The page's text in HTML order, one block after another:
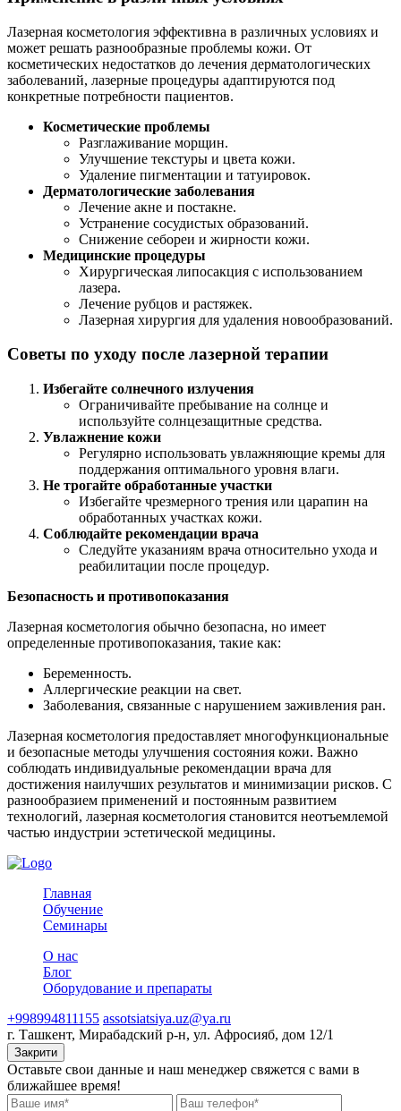
Лазерная косметология эффективна в различных условиях и
может решать разнообразные проблемы кожи. От
косметических недостатков до лечения дерматологических
заболеваний, лазерные процедуры адаптируются под
конкретные потребности пациентов.
Косметические проблемы
Разглаживание морщин.
Улучшение текстуры и цвета кожи.
Удаление пигментации и татуировок.
Дерматологические заболевания
Лечение акне и постакне.
Устранение сосудистых образований.
Снижение себореи и жирности кожи.
Медицинские процедуры
Хирургическая липосакция с использованием
лазера.
Лечение рубцов и растяжек.
Лазерная хирургия для удаления новообразований.
Советы по уходу после лазерной терапии
Избегайте солнечного излучения
Ограничивайте пребывание на солнце и
используйте солнцезащитные средства.
Увлажнение кожи
Регулярно использовать увлажняющие кремы для
поддержания оптимального уровня влаги.
Не трогайте обработанные участки
Избегайте чрезмерного трения или царапин на
обработанных участках кожи.
Соблюдайте рекомендации врача
Следуйте указаниям врача относительно ухода и
реабилитации после процедур.
Безопасность и противопоказания
Лазерная косметология обычно безопасна, но имеет
определенные противопоказания, такие как:
Беременность.
Аллергические реакции на свет.
Заболевания, связанные с нарушением заживления ран.
Лазерная косметология предоставляет многофункциональные
и безопасные методы улучшения состояния кожи. Важно
соблюдать индивидуальные рекомендации врача для
достижения наилучших результатов и минимизации рисков. С
разнообразием применений и постоянным развитием
технологий, лазерная косметология становится неотъемлемой
частью индустрии эстетической медицины.
Главная
Обучение
Семинары
О нас
Блог
Оборудование и препараты
+998994811155 assotsiatsiya.uz@ya.ru
г. Ташкент, Мирабадский р-н, ул. Афросияб, дом 12/1
Закрити
Оставьте свои данные и наш менеджер свяжется с вами в
ближайшее время!